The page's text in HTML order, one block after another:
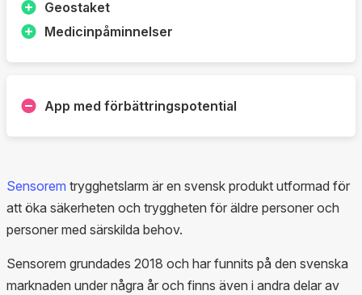
Geostaket
Medicinpåminnelser
App med förbättringspotential
Sensorem trygghetslarm är en svensk produkt utformad för
att öka säkerheten och tryggheten för äldre personer och
personer med särskilda behov.
Sensorem grundades 2018 och har funnits på den svenska
marknaden under några år och finns även i andra delar av